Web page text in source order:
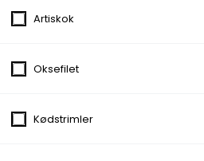
Med tomat, ost, paprika, løg, chili og
pandestegt kebab
Med tomat, ost, skinke og rejer
Artiskok
Oksefilet
Kødstrimler